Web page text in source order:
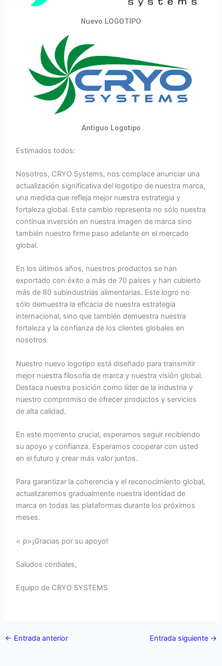
Nuevo LOGOTIPO
Antiguo Logotipo
Estimados todos:
Nosotros, CRYO Systems, nos complace anunciar una
actualización significativa del logotipo de nuestra marca,
una medida que refleja mejor nuestra estrategia y
fortaleza global. Este cambio representa no sólo nuestra
continua inversión en nuestra imagen de marca sino
también nuestro firme paso adelante en el mercado
global.
En los últimos años, nuestros productos se han
exportado con éxito a más de 70 países y han cubierto
más de 80 subindustrias alimentarias. Este logro no
sólo demuestra la eficacia de nuestra estrategia
internacional, sino que también demuestra nuestra
fortaleza y la confianza de los clientes globales en
nosotros.
Nuestro nuevo logotipo está diseñado para transmitir
mejor nuestra filosofía de marca y nuestra visión global.
Destaca nuestra posición como líder de la industria y
nuestro compromiso de ofrecer productos y servicios
de alta calidad.
En este momento crucial, esperamos seguir recibiendo
su apoyo y confianza. Esperamos cooperar con usted
en el futuro y crear más valor juntos.
Para garantizar la coherencia y el reconocimiento global,
actualizaremos gradualmente nuestra identidad de
marca en todas las plataformas durante los próximos
meses.
< p>¡Gracias por su apoyo!
Saludos cordiales,
Equipo de CRYO SYSTEMS
← Entrada anterior Entrada siguiente →